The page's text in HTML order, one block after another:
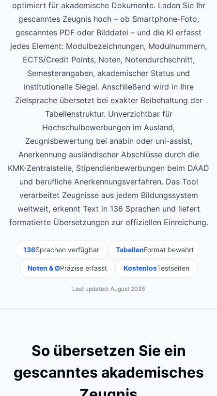
optimiert für akademische Dokumente. Laden Sie Ihr
gescanntes Zeugnis hoch – ob Smartphone-Foto,
gescanntes PDF oder Bilddatei – und die KI erfasst
jedes Element: Modulbezeichnungen, Modulnummern,
ECTS/Credit Points, Noten, Notendurchschnitt,
Semesterangaben, akademischer Status und
institutionelle Siegel. Anschließend wird in Ihre
Zielsprache übersetzt bei exakter Beibehaltung der
Tabellenstruktur. Unverzichtbar für
Hochschulbewerbungen im Ausland,
Zeugnisbewertung bei anabin oder uni-assist,
Anerkennung ausländischer Abschlüsse durch die
KMK-Zentralstelle, Stipendienbewerbungen beim DAAD
und berufliche Anerkennungsverfahren. Das Tool
verarbeitet Zeugnisse aus jedem Bildungssystem
weltweit, erkennt Text in 136 Sprachen und liefert
formatierte Übersetzungen zur offiziellen Einreichung.
136Sprachen verfügbar TabellenFormat bewahrt
Noten & ØPräzise erfasst KostenlosTestseiten
Last updated: August 2026
So übersetzen Sie ein
gescanntes akademisches